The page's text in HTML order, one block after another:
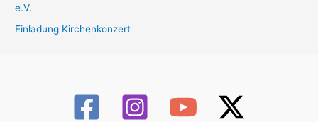
e.V.
Einladung Kirchenkonzert